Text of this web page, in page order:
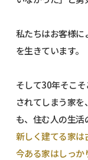
私たちはお客様に
を生きています。
そして30年そこ
されてしまう家
も、住む人の生活
新しく建てる家は
今ある家はしっか